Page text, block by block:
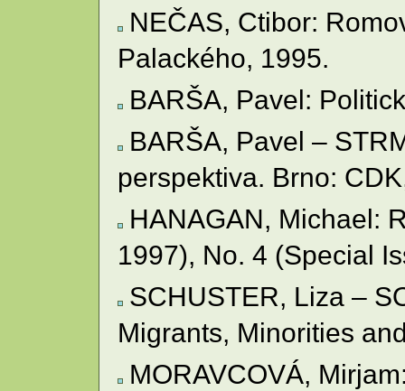
NEČAS, Ctibor:
Palackého, 1995.
BARŠA, Pavel:
BARŠA, Pavel –
perspektiva. Brno:
HANAGAN, Michael:
1997), No. 4 (Special
SCHUSTER, Liza –
Migrants, Minorities
MORAVCOVÁ,